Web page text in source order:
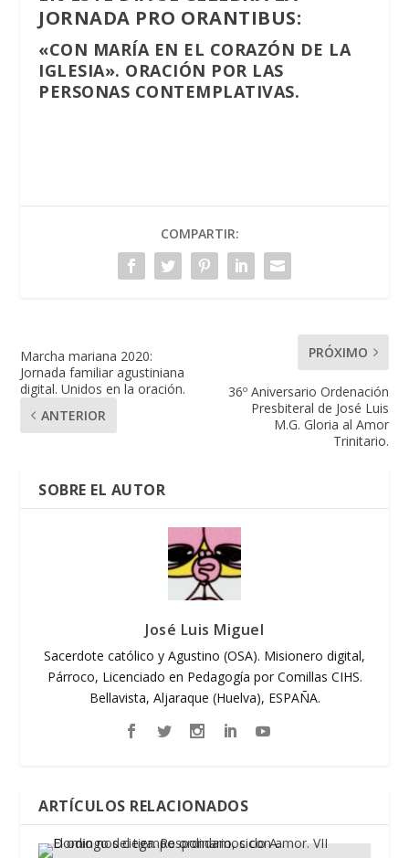
JORNADA PRO ORANTIBUS:
«CON MARÍA EN EL CORAZÓN DE LA
IGLESIA». ORACIÓN POR LAS
PERSONAS CONTEMPLATIVAS.
COMPARTIR:
Marcha mariana 2020:
Jornada familiar agustiniana
digital. Unidos en la oración.
ANTERIOR
PRÓXIMO
36º Aniversario Ordenación
Presbiteral de José Luis
M.G. Gloria al Amor
Trinitario.
SOBRE EL AUTOR
José Luis Miguel
Sacerdote católico y Agustino (OSA). Misionero digital,
Párroco, Licenciado en Pedagogía por Comillas CIHS.
Bellavista, Aljaraque (Huelva), ESPAÑA.
ARTÍCULOS RELACIONADOS